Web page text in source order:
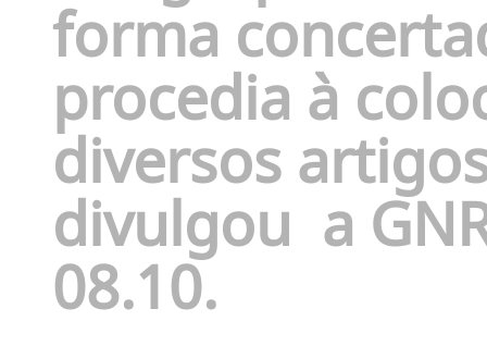
forma
procedia à
diversos
divulgou a
08.10.